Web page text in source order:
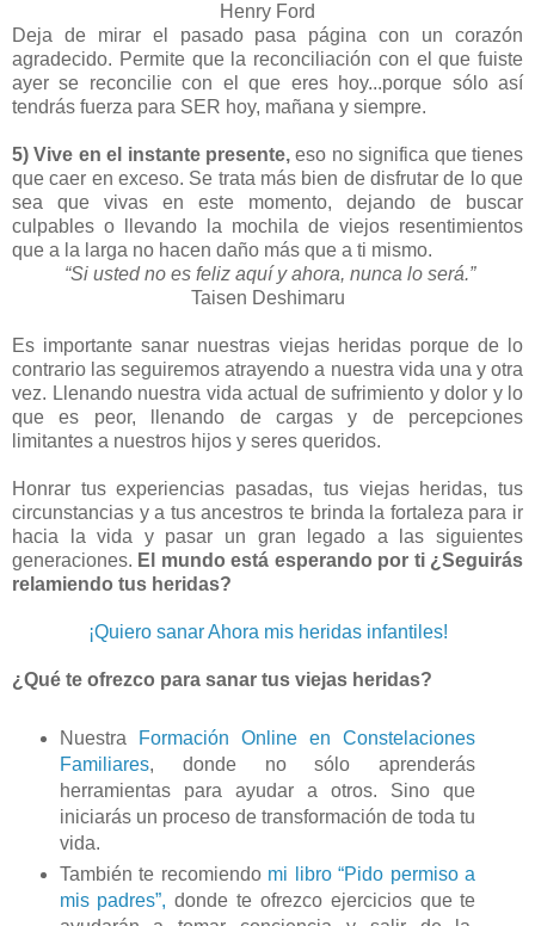
Henry Ford
Deja de mirar el pasado pasa página con un corazón
agradecido. Permite que la reconciliación con el que fuiste
ayer se reconcilie con el que eres hoy...porque sólo así
tendrás fuerza para SER hoy, mañana y siempre.
5) Vive en el instante presente, eso no significa que tienes
que caer en exceso. Se trata más bien de disfrutar de lo que
sea que vivas en este momento, dejando de buscar
culpables o llevando la mochila de viejos resentimientos
que a la larga no hacen daño más que a ti mismo.
“Si usted no es feliz aquí y ahora, nunca lo será.”
Taisen Deshimaru
Es importante sanar nuestras viejas heridas porque de lo
contrario las seguiremos atrayendo a nuestra vida una y otra
vez. Llenando nuestra vida actual de sufrimiento y dolor y lo
que es peor, llenando de cargas y de percepciones
limitantes a nuestros hijos y seres queridos.
Honrar tus experiencias pasadas, tus viejas heridas, tus
circunstancias y a tus ancestros te brinda la fortaleza para ir
hacia la vida y pasar un gran legado a las siguientes
generaciones. El mundo está esperando por ti ¿Seguirás
relamiendo tus heridas?
¡Quiero sanar Ahora mis heridas infantiles!
¿Qué te ofrezco para sanar tus viejas heridas?
Nuestra
Formación Online en Constelaciones
Familiares, donde no sólo aprenderás
herramientas para ayudar a otros. Sino que
iniciarás un proceso de transformación de toda tu
vida.
También te recomiendo mi libro “Pido permiso a
mis padres”, donde te ofrezco ejercicios que te